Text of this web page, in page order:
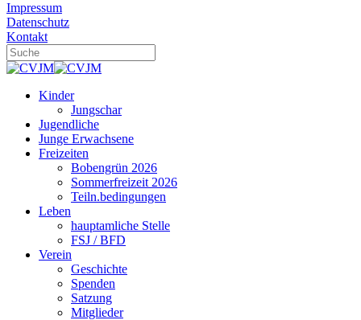
Impressum
Datenschutz
Kontakt
Kinder
Jungschar
Jugendliche
Junge Erwachsene
Freizeiten
Bobengrün 2026
Sommerfreizeit 2026
Teiln.bedingungen
Leben
hauptamliche Stelle
FSJ / BFD
Verein
Geschichte
Spenden
Satzung
Mitglieder